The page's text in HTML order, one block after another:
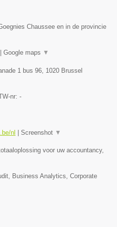
Chaussee en in de provincie
| Google maps ▼
1 bus 96 1020 Brussel
nr: -
nl | Screenshot ▼
voor uw accountancy,
Business Analytics, Corporate